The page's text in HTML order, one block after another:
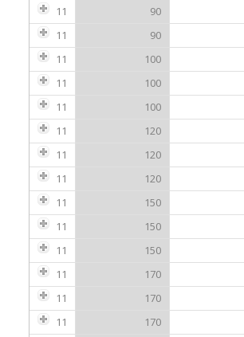
11 90
11
90
11
100
11
100
11
100
11
120
11
120
11
120
11
150
11
150
11
150
11
170
11
170
11
170